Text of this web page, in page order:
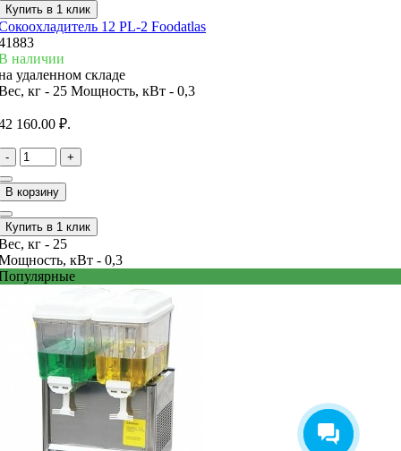
Купить в 1 клик
12 PL-2 Foodatlas
наличии
удаленном складе
кг - 25 Мощность, кВт - 0,3
160.00 ₽.
- +
В корзину
Купить в 1 клик
кг - 25
кВт - 0,3